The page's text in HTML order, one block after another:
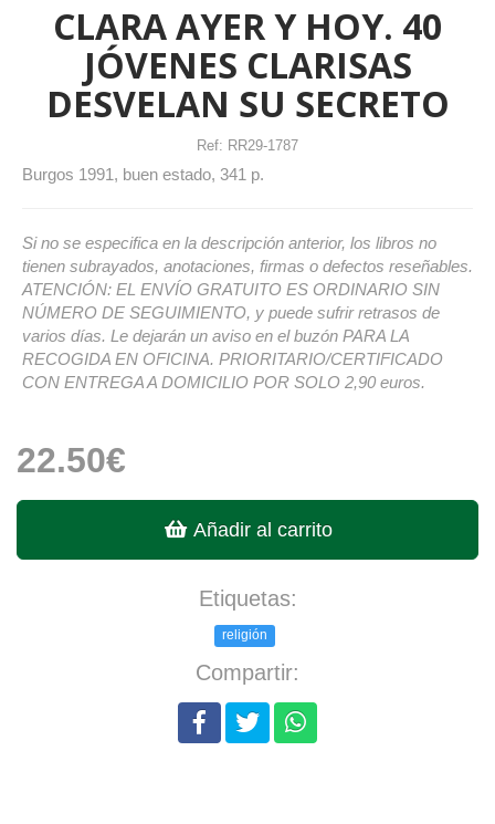
CLARA AYER Y HOY. 40
JÓVENES CLARISAS
DESVELAN SU SECRETO
Ref: RR29-1787
Burgos 1991, buen estado, 341 p.
Si no se especifica en la descripción anterior, los libros no
tienen subrayados, anotaciones, firmas o defectos reseñables.
ATENCIÓN: EL ENVÍO GRATUITO ES ORDINARIO SIN
NÚMERO DE SEGUIMIENTO, y puede sufrir retrasos de
varios días. Le dejarán un aviso en el buzón PARA LA
RECOGIDA EN OFICINA. PRIORITARIO/CERTIFICADO
CON ENTREGA A DOMICILIO POR SOLO 2,90 euros.
22.50€
Añadir al carrito
Etiquetas:
religión
Compartir: